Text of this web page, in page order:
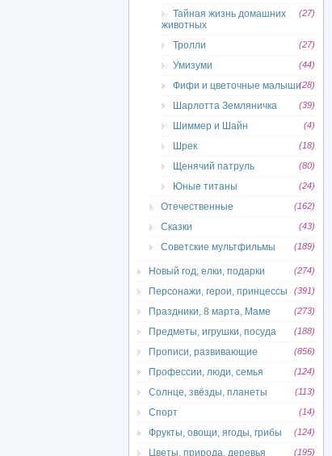
Тайная жизнь домашних
животных
(27)
Тролли (27)
Умизуми (44)
Фифи и цветочные малыши(28)
Шарлотта Земляничка (39)
Шиммер и Шайн (4)
Шрек (18)
Щенячий патруль (80)
Юные титаны (24)
Отечественные (162)
Сказки (43)
Советские мультфильмы (189)
Новый год, елки, подарки (274)
Персонажи, герои, принцессы (391)
Праздники, 8 марта, Маме (273)
Предметы, игрушки, посуда (188)
Прописи, развивающие (856)
Профессии, люди, семья (124)
Солнце, звёзды, планеты (113)
Спорт (14)
Фрукты, овощи, ягоды, грибы (124)
Цветы, природа, деревья (195)